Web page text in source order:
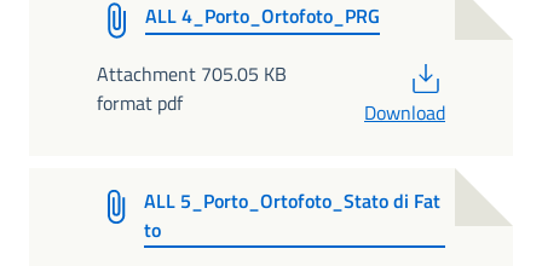
ALL 4_Porto_Ortofoto_PRG
Attachment 705.05 KB
format pdf
Download
ALL 5_Porto_Ortofoto_Stato di Fat
to